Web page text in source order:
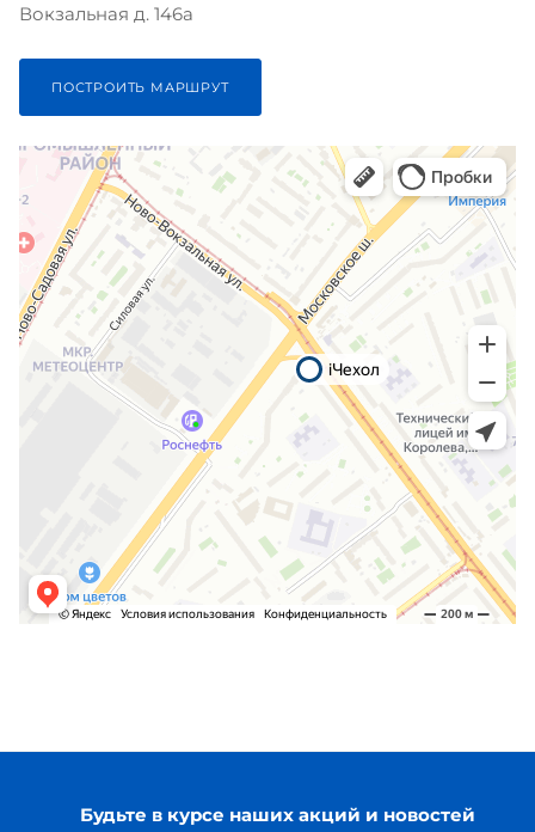
Вокзальная д. 146а
ПОСТРОИТЬ МАРШРУТ
Будьте в курсе наших акций и новостей